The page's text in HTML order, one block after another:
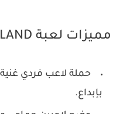
مميزات لعبة BADLAND
بإبداع.